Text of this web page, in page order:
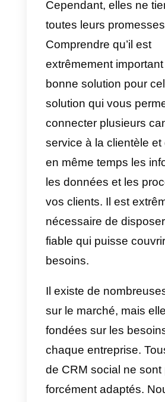
Vous
prospects. Cela
d’utiliser les
recueillies
persuasion et
le processus de
d) Obtenir de
Une gestion
clients est très
vos clients. Ils
communication
avec votre
l’utilisation d’une
centralise vos
très bénéfique